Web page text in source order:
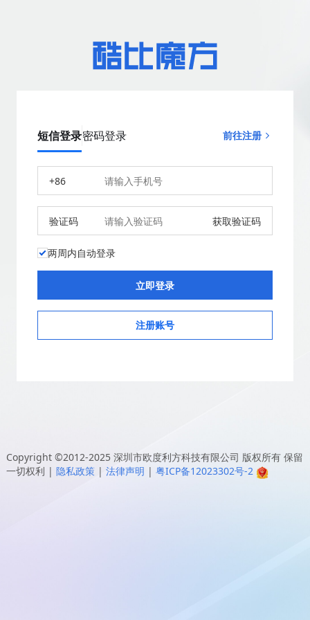
短信登录密码登录 前往注册
+86
验证码 获取验证码
两周内自动登录
注册账号
Copyright ©2012-2025 深圳市欧度利方科技有限公司 版权所有 保留
一切权利 | 隐私政策 | 法律声明 | 粤ICP备12023302号-2